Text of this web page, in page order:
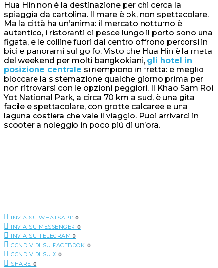
Hua Hin non è la destinazione per chi cerca la
spiaggia da cartolina. Il mare è ok, non spettacolare.
Ma la città ha un’anima: il mercato notturno è
autentico, i ristoranti di pesce lungo il porto sono una
figata, e le colline fuori dal centro offrono percorsi in
bici e panorami sul golfo. Visto che Hua Hin è la meta
del weekend per molti bangkokiani, gli hotel in
posizione centrale si riempiono in fretta: è meglio
bloccare la sistemazione qualche giorno prima per
non ritrovarsi con le opzioni peggiori. Il Khao Sam Roi
Yot National Park, a circa 70 km a sud, è una gita
facile e spettacolare, con grotte calcaree e una
laguna costiera che vale il viaggio. Puoi arrivarci in
scooter a noleggio in poco più di un’ora.
INVIA SU WHATSAPP 0
INVIA SU MESSENGER 0
INVIA SU TELEGRAM 0
CONDIVIDI SU FACEBOOK 0
CONDIVIDI SU X 0
SHARE 0